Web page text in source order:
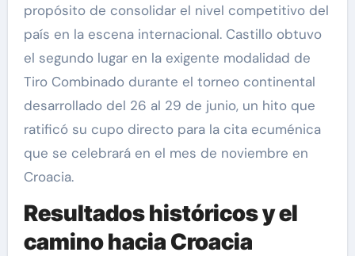
propósito de consolidar el nivel competitivo del
país en la escena internacional. Castillo obtuvo
el segundo lugar en la exigente modalidad de
Tiro Combinado durante el torneo continental
desarrollado del 26 al 29 de junio, un hito que
ratificó su cupo directo para la cita ecuménica
que se celebrará en el mes de noviembre en
Croacia.
Resultados históricos y el
camino hacia Croacia